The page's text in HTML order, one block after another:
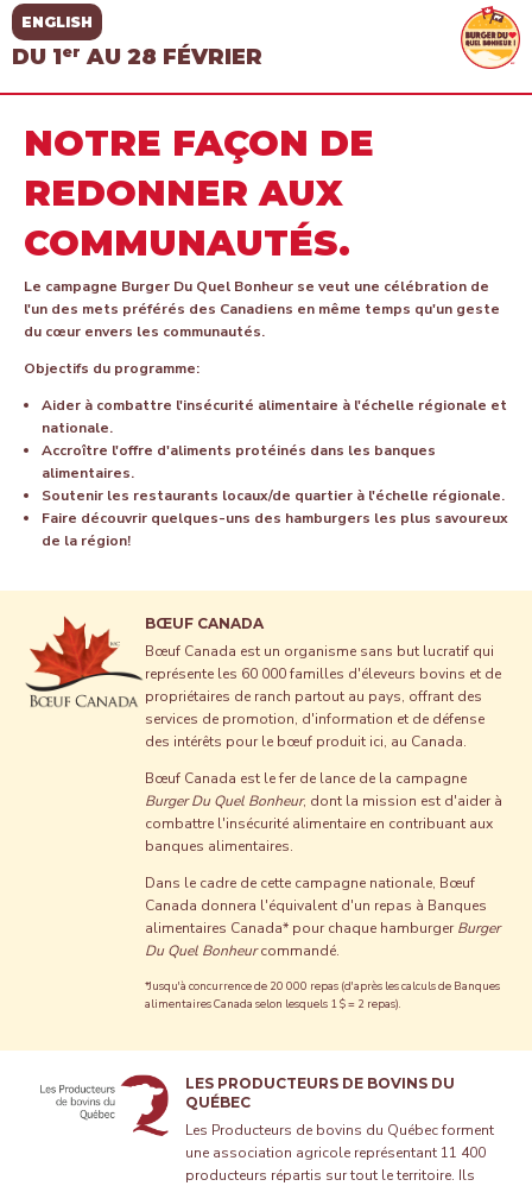
ENGLISH
DU 1er AU 28 FÉVRIER
NOTRE FAÇON DE
REDONNER AUX
COMMUNAUTÉS.
Le campagne Burger Du Quel Bonheur se veut une célébration de
l'un des mets préférés des Canadiens en même temps qu'un geste
du cœur envers les communautés.
Objectifs du programme:
Aider à combattre l'insécurité alimentaire à l'échelle régionale et
nationale.
Accroître l'offre d'aliments protéinés dans les banques
alimentaires.
Soutenir les restaurants locaux/de quartier à l'échelle régionale.
Faire découvrir quelques-uns des hamburgers les plus savoureux
de la région!
BŒUF CANADA
Bœuf Canada est un organisme sans but lucratif qui
représente les 60 000 familles d'éleveurs bovins et de
propriétaires de ranch partout au pays, offrant des
services de promotion, d'information et de défense
des intérêts pour le bœuf produit ici, au Canada.
Bœuf Canada est le fer de lance de la campagne
Burger Du Quel Bonheur, dont la mission est d'aider à
combattre l'insécurité alimentaire en contribuant aux
banques alimentaires.
Dans le cadre de cette campagne nationale, Bœuf
Canada donnera l'équivalent d'un repas à Banques
alimentaires Canada* pour chaque hamburger Burger
Du Quel Bonheurcommandé.
*Jusqu'à concurrence de 20 000 repas (d'après les calculs de Banques
alimentaires Canada selon lesquels 1 $ = 2 repas).
LES PRODUCTEURS DE BOVINS DU
QUÉBEC
Les Producteurs de bovins du Québec forment
une association agricole représentant 11 400
producteurs répartis sur tout le territoire. Ils